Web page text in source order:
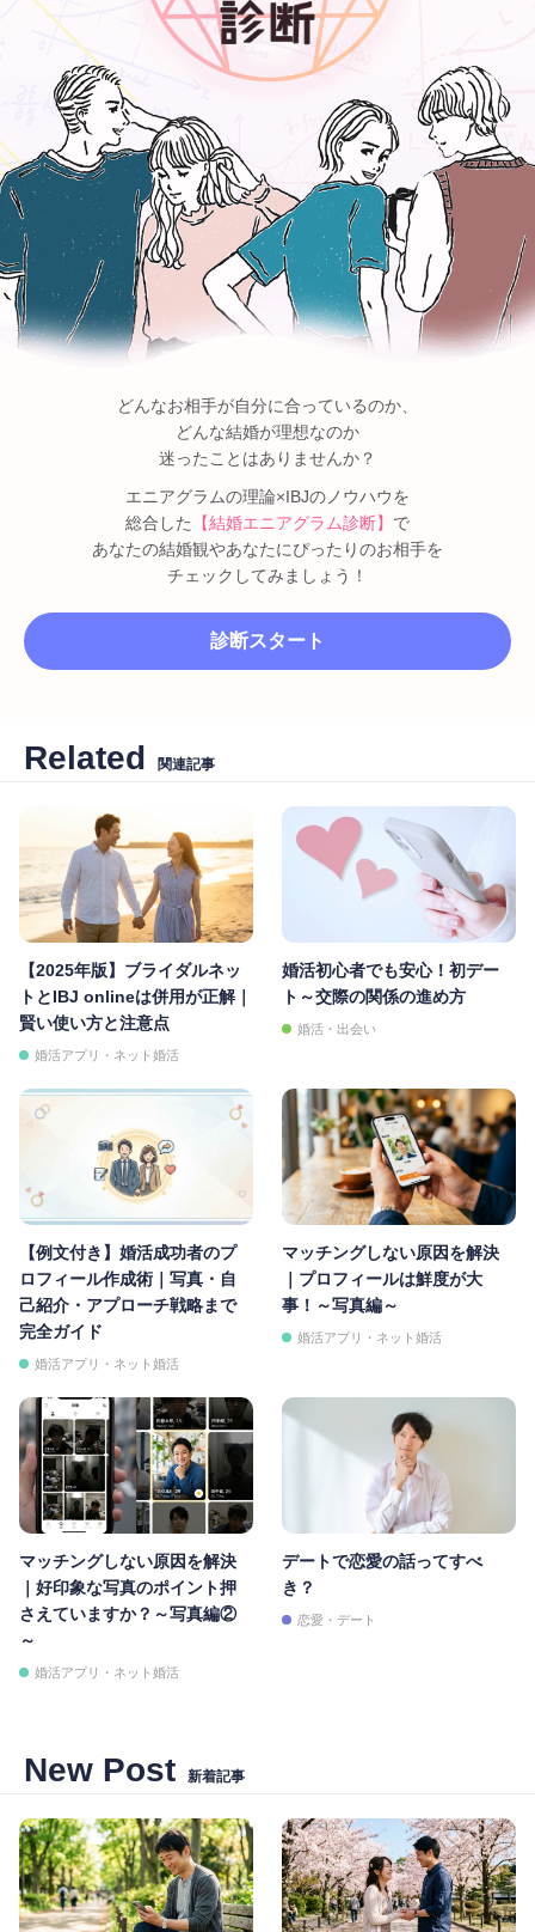
どんなお相手が自分に合っているのか、
どんな結婚が理想なのか
迷ったことはありませんか？
エニアグラムの理論×IBJのノウハウを
総合した
【結婚エニアグラム診断】 で
あなたの結婚観やあなたにぴったりのお相手を
チェックしてみましょう！
診断スタート
Related 関連記事
【2025年版】ブライダルネッ
トとIBJ onlineは併用が正解｜
賢い使い方と注意点
婚活アプリ・ネット婚活
婚活初心者でも安心！初デー
ト～交際の関係の進め方
婚活・出会い
【例文付き】婚活成功者のプ
ロフィール作成術｜写真・自
己紹介・アプローチ戦略まで
完全ガイド
婚活アプリ・ネット婚活
マッチングしない原因を解決
｜プロフィールは鮮度が大
事！～写真編～
婚活アプリ・ネット婚活
マッチングしない原因を解決
｜好印象な写真のポイント押
さえていますか？～写真編②
～
婚活アプリ・ネット婚活
デートで恋愛の話ってすべ
き？
恋愛・デート
New Post 新着記事